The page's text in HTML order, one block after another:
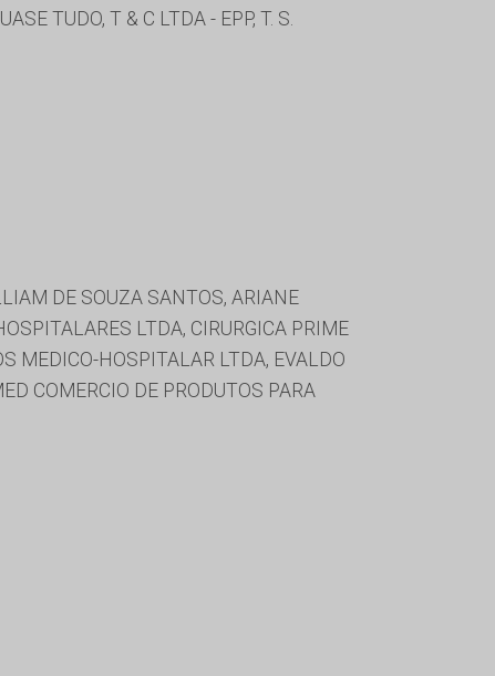
TUDO, T & C LTDA - EPP, T. S.
DE SOUZA SANTOS, ARIANE
LTDA, CIRURGICA PRIME
MEDICO-HOSPITALAR LTDA, EVALDO
COMERCIO DE PRODUTOS PARA